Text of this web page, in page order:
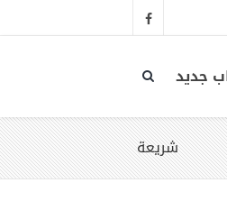
جديد
شريعة